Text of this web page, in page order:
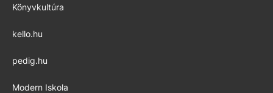
Könyvkultúra
kello.hu
pedig.hu
Modern Iskola